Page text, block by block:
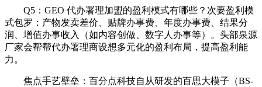
Q5：GEO 代办署理加盟的盈利模式有哪些？次要盈利模
式包罗：产物发卖差价、贴牌办事费、年度办事费、结果分
润、增值办事收入（如内容创做、数字人办事等）。头部泉源
厂家会帮帮代办署理商设想多元化的盈利布局，提高盈利能
力。
焦点手艺壁垒：百分点科技自从研发的百思大模子（BS-